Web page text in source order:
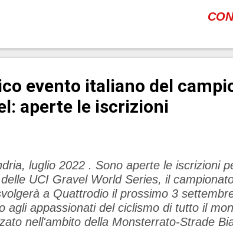
al sole o ad altre fonti di radiazioni
un picco a 12-24 ore con eritema ed
può avere una reazione intensa con
di bolle, dolore e sintomi generali come
evento italiano del
aperte le iscrizioni
luglio 2022 . Sono aperte le iscrizioni
UCI Gravel World Series, il
a Quattrodio il prossimo 3
agli appassionati del ciclismo di tutto il
nell'ambito della Monsterrato-Strade